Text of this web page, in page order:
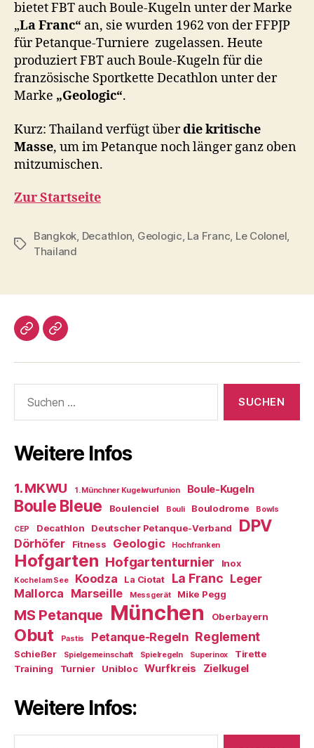
bietet FBT auch Boule-Kugeln unter der Marke
„La Franc“ an, sie wurden 1962 von der FFPJP
für Petanque-Turniere zugelassen. Heute
produziert FBT auch Boule-Kugeln für die
französische Sportkette Decathlon unter der
Marke „Geologic“.
Kurz: Thailand verfügt überdie kritische
Masse, um im Petanque noch länger ganz oben
mitzumischen.
Zur Startseite
Schlagwörter
Bangkok, Decathlon, Geologic, La Franc, Le Colonel,
Thailand
Impressum/DatSchutz
Beliebte
nach:
Weitere Infos
1. MKWU 1. Münchner Kugelwurfunion Boule-Kugeln
Boule Bleue Boulenciel Bouli Boulodrome Bowls
CEP Decathlon Deutscher Petanque-Verband DPV
Dörhöfer Fitness Geologic Hochfranken
Hofgarten Hofgartenturnier Inox
Kochel am See Koodza La Ciotat La Franc Leger
Mallorca Marseille Messgerät Mike Pegg
MS Petanque München Oberbayern
Obut Pastis Petanque-Regeln Reglement
Schießer Spielgemeinschaft Spielregeln Superinox
Tirette
Training
Turnier Unibloc Wurfkreis Zielkugel
Weitere Infos: